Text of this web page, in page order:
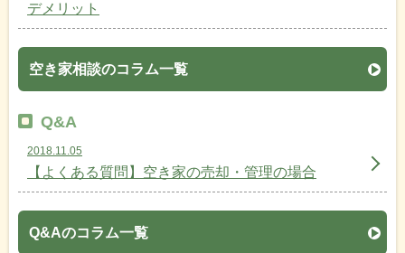
デメリット
空き家相談のコラム一覧
Q&A
2018.11.05
【よくある質問】空き家の売却・管理の場合
Q&Aのコラム一覧